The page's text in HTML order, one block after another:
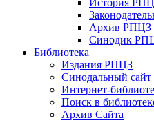
История
Архив РПЦЗ
Синодик
Библиотека
Издания РПЦЗ
Синодальный сайт
Интернет-
Поиск в
Архив Сайта